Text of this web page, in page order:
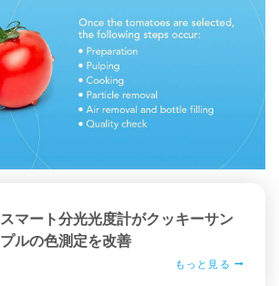
スマート分光光度計がクッキーサン
プルの色測定を改善
もっと見る